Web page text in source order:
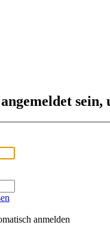
anmelden